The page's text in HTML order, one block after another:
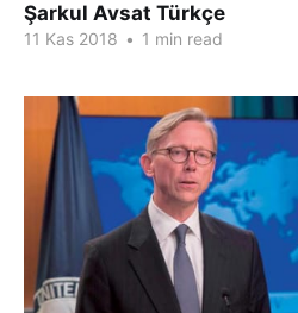
Şarkul Avsat Türkçe
11 Kas 2018 • 1 min read